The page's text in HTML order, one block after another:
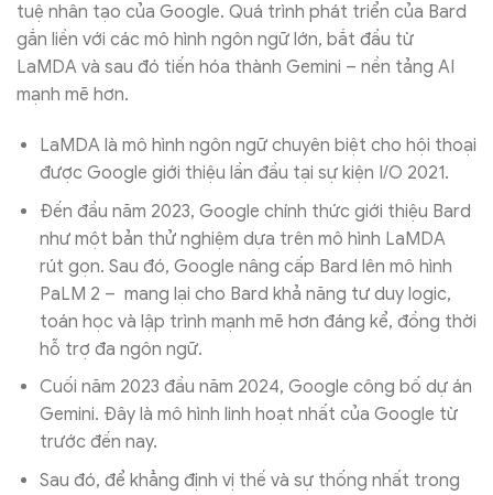
tuệ nhân tạo của Google. Quá trình phát triển của Bard
gắn liền với các mô hình ngôn ngữ lớn, bắt đầu từ
LaMDA và sau đó tiến hóa thành Gemini – nền tảng AI
mạnh mẽ hơn.
LaMDA là mô hình ngôn ngữ chuyên biệt cho hội thoại
được Google giới thiệu lần đầu tại sự kiện I/O 2021.
Đến đầu năm 2023, Google chính thức giới thiệu Bard
như một bản thử nghiệm dựa trên mô hình LaMDA
rút gọn. Sau đó, Google nâng cấp Bard lên mô hình
PaLM 2 – mang lại cho Bard khả năng tư duy logic,
toán học và lập trình mạnh mẽ hơn đáng kể, đồng thời
hỗ trợ đa ngôn ngữ.
Cuối năm 2023 đầu năm 2024, Google công bố dự án
Gemini. Đây là mô hình linh hoạt nhất của Google từ
trước đến nay.
Sau đó, để khẳng định vị thế và sự thống nhất trong